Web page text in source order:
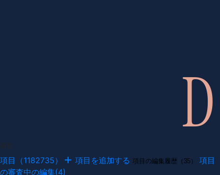
項目（1182735） 項目を追加する 項目の編集履歴（35）
項目
の審査中の編集(4)